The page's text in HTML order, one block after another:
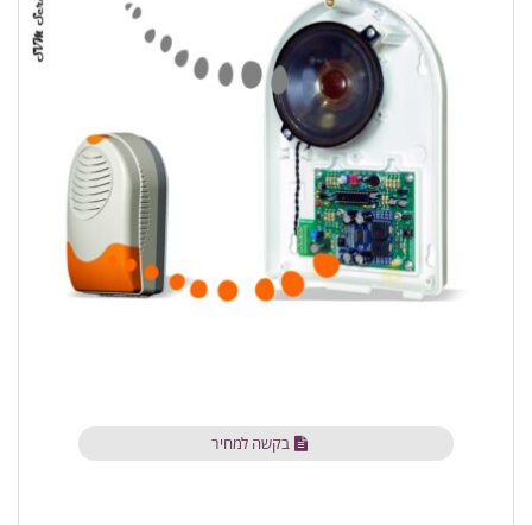
בקשה למחיר